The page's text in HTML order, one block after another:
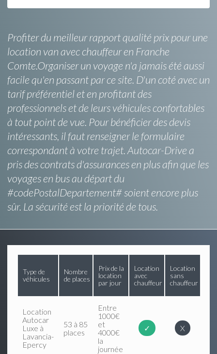
Profiter du meilleur rapport qualité prix pour une
location van avec chauffeur en Franche
Comte.Organiser un voyage n'a jamais été aussi
facile qu'en passant par ce site. D'un coté avec un
tarif préférentiel et en profitant des
professionnels et de leurs véhicules confortables
à tout point de vue. Pour bénéficier des devis
intéressants, il faut renseigner le formulaire
correspondant à votre trajet. Autocar-Drive a
pris des contrats d'assurances en plus afin que les
voyages en bus au départ du
#codePostalDepartement# soient encore plus
sûr. La sécurité est la priorité de tous.
Type de
véhicules
Nombre
de places
Prix de la
location
par jour
Location
avec
chauffeur
Location
sans
chauffeur
Location
Autocar
Luxe à
Lavancia-
Epercy
53 à 85
places
Entre
1000€
et
4000€
la
journée
✓ X